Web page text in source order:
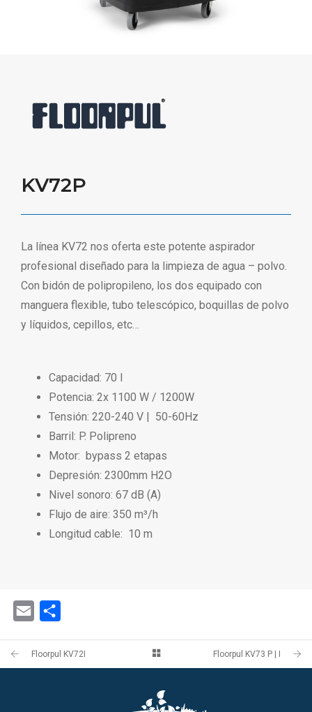
KV72P
La línea KV72 nos oferta este potente aspirador
profesional diseñado para la limpieza de agua – polvo.
Con bidón de polipropileno, los dos equipado con
manguera flexible, tubo telescópico, boquillas de polvo
y líquidos, cepillos, etc…
Capacidad: 70 l
Potencia: 2x 1100 W / 1200W
Tensión: 220-240 V | 50-60Hz
Barril: P. Polipreno
Motor: bypass 2 etapas
Depresión: 2300mm H2O
Nivel sonoro: 67 dB (A)
Flujo de aire: 350 m³/h
Longitud cable: 10 m
Email
Floorpul KV72I Floorpul KV73 P | I